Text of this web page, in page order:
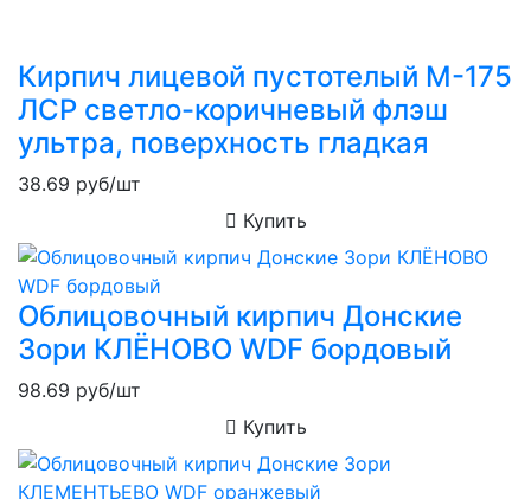
Кирпич лицевой пустотелый М-175
ЛСР светло-коричневый флэш
ультра, поверхность гладкая
38.69 руб/шт
Купить
Облицовочный кирпич Донские
Зори КЛЁНОВО WDF бордовый
98.69 руб/шт
Купить